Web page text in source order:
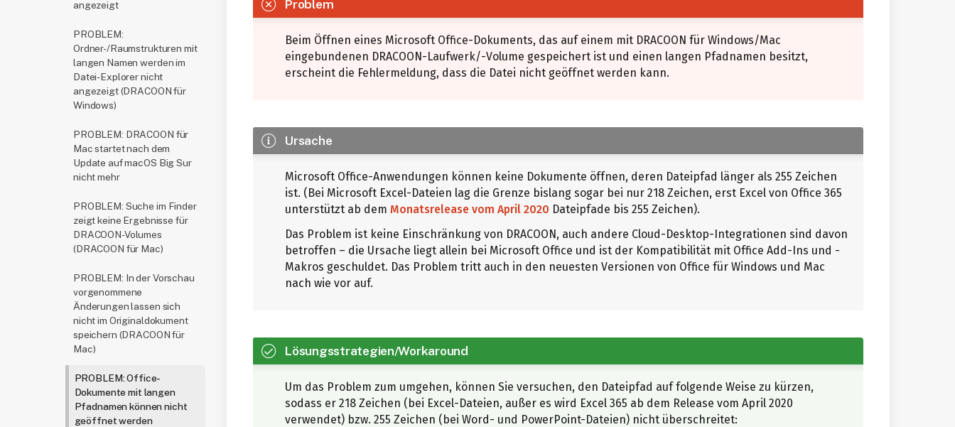
angezeigt
PROBLEM:
Ordner-/Raumstrukturen mit
langen Namen werden im
Datei-Explorer nicht
angezeigt (DRACOON für
Windows)
PROBLEM: DRACOON für
Mac startet nach dem
Update auf macOS Big Sur
nicht mehr
PROBLEM: Suche im Finder
zeigt keine Ergebnisse für
DRACOON-Volumes
(DRACOON für Mac)
PROBLEM: In der Vorschau
vorgenommene
Änderungen lassen sich
nicht im Originaldokument
speichern (DRACOON für
Mac)
PROBLEM: Office-
Dokumente mit langen
Pfadnamen können nicht
geöffnet werden
Problem
Beim Öffnen eines Microsoft Office-Dokuments, das auf einem mit DRACOON für Windows/Mac
eingebundenen DRACOON-Laufwerk/-Volume gespeichert ist und einen langen Pfadnamen besitzt,
erscheint die Fehlermeldung, dass die Datei nicht geöffnet werden kann.
Ursache
Microsoft Office-Anwendungen können keine Dokumente öffnen, deren Dateipfad länger als 255 Zeichen
ist. (Bei Microsoft Excel-Dateien lag die Grenze bislang sogar bei nur 218 Zeichen, erst Excel von Office 365
unterstützt ab dem Monatsrelease vom April 2020 Dateipfade bis 255 Zeichen).
Das Problem ist keine Einschränkung von DRACOON, auch andere Cloud-Desktop-Integrationen sind davon
betroffen – die Ursache liegt allein bei Microsoft Office und ist der Kompatibilität mit Office Add-Ins und -
Makros geschuldet. Das Problem tritt auch in den neuesten Versionen von Office für Windows und Mac
nach wie vor auf.
Lösungsstrategien/Workaround
Um das Problem zum umgehen, können Sie versuchen, den Dateipfad auf folgende Weise zu kürzen,
sodass er 218 Zeichen (bei Excel-Dateien, außer es wird Excel 365 ab dem Release vom April 2020
verwendet) bzw. 255 Zeichen (bei Word- und PowerPoint-Dateien) nicht überschreitet: